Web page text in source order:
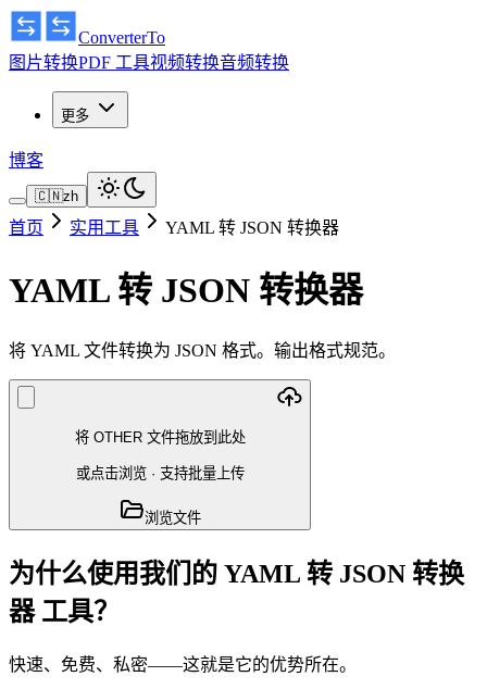
ConverterTo
图片转换PDF 工具视频转换音频转换
更多
博客
🇨🇳zh
首页 实用工具 YAML 转 JSON 转换器
YAML 转 JSON 转换器
将 YAML 文件转换为 JSON 格式。输出格式规范。
将 OTHER 文件拖放到此处
或点击浏览· 支持批量上传
浏览文件
为什么使用我们的 YAML 转 JSON 转换
器 工具？
快速、免费、私密——这就是它的优势所在。